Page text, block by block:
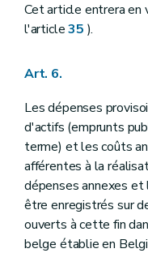
Cet article entrera en
l'article35 ).
Art. 6.
Les dépenses
d'actifs (emprunts
terme) et les coûts
afférentes à la
dépenses annexes
être enregistrés sur
ouverts à cette fin
belge établie en